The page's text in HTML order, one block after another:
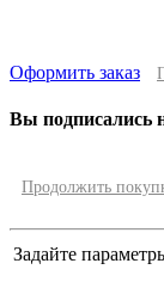
Оформить заказ
Вы подписались
Продолжить
Задайте